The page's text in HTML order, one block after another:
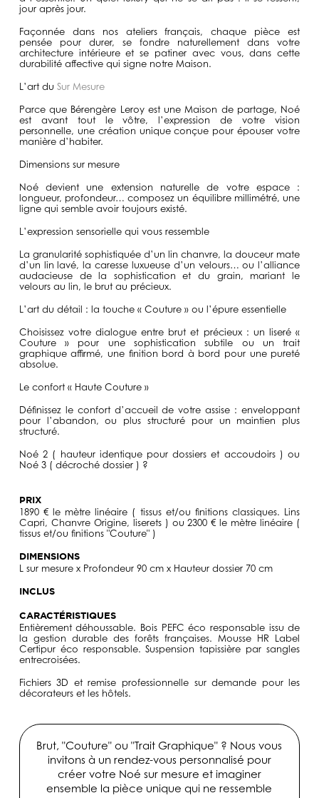
jour après jour.
Façonnée dans nos ateliers français, chaque pièce est
pensée pour durer, se fondre naturellement dans votre
architecture intérieure et se patiner avec vous, dans cette
durabilité affective qui signe notre Maison.
L’art du Sur Mesure
Parce que Bérengère Leroy est une Maison de partage, Noé
est avant tout le vôtre, l’expression de votre vision
personnelle, une création unique conçue pour épouser votre
manière d’habiter.
Dimensions sur mesure
Noé devient une extension naturelle de votre espace :
longueur, profondeur… composez un équilibre millimétré, une
ligne qui semble avoir toujours existé.
L’expression sensorielle qui vous ressemble
La granularité sophistiquée d’un lin chanvre, la douceur mate
d’un lin lavé, la caresse luxueuse d’un velours… ou l’alliance
audacieuse de la sophistication et du grain, mariant le
velours au lin, le brut au précieux.
L’art du détail : la touche « Couture » ou l’épure essentielle
Choisissez votre dialogue entre brut et précieux : un liseré «
Couture » pour une sophistication subtile ou un trait
graphique affirmé, une finition bord à bord pour une pureté
absolue.
Le confort « Haute Couture »
Définissez le confort d’accueil de votre assise : enveloppant
pour l’abandon, ou plus structuré pour un maintien plus
structuré.
Noé 2 ( hauteur identique pour dossiers et accoudoirs ) ou
Noé 3 ( décroché dossier ) ?
PRIX
1890 € le mètre linéaire ( tissus et/ou finitions classiques. Lins
Capri, Chanvre Origine, liserets ) ou 2300 € le mètre linéaire (
tissus et/ou finitions "Couture" )
DIMENSIONS
L sur mesure x Profondeur 90 cm x Hauteur dossier 70 cm
INCLUS
CARACTÉRISTIQUES
Entièrement déhoussable. Bois PEFC éco responsable issu de
la gestion durable des forêts françaises. Mousse HR Label
Certipur éco responsable. Suspension tapissière par sangles
entrecroisées.
Fichiers 3D et remise professionnelle sur demande pour les
décorateurs et les hôtels.
Brut, "Couture" ou "Trait Graphique" ? Nous vous
invitons à un rendez-vous personnalisé pour
créer votre Noé sur mesure et imaginer
ensemble la pièce unique qui ne ressemble